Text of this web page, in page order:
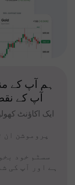
ہم آپ کے
آپ کے
ایک اکاؤنٹ
پروموشن ان
سسٹم خود
ہے اور آپ کی